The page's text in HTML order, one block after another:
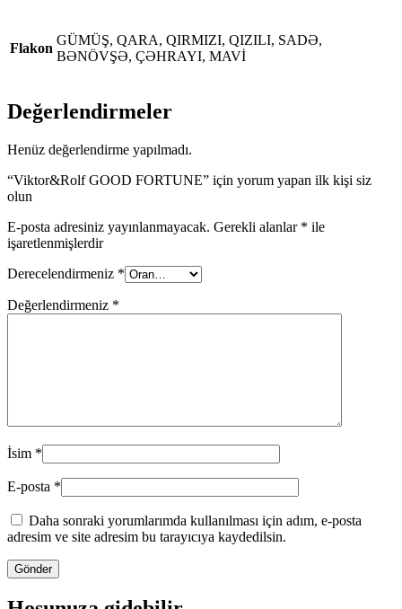
Flakon
GÜMÜŞ, QARA, QIRMIZI, QIZILI, SADƏ,
BƏNÖVŞƏ, ÇƏHRAYI, MAVİ
Değerlendirmeler
Henüz değerlendirme yapılmadı.
“Viktor&Rolf GOOD FORTUNE” için yorum yapan ilk kişi siz
olun
E-posta adresiniz yayınlanmayacak. Gerekli alanlar * ile
işaretlenmişlerdir
Derecelendirmeniz *
Değerlendirmeniz *
İsim *
E-posta *
Daha sonraki yorumlarımda kullanılması için adım, e-posta
adresim ve site adresim bu tarayıcıya kaydedilsin.